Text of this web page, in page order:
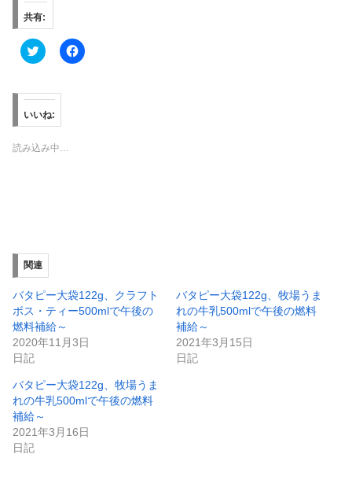
共有:
ク
リ
し
て
T
w
i
t
ウ
ィ
ン
ウ
で
開
き
ま
す
F
a
い
(
新
い
ウ
ウ
で
開
ま
す
いいね:
読み込み中…
関連
バタピー大袋122g、クラフト
ボス・ティー500mlで午後の
燃料補給～
2020年11月3日
日記
バタピー大袋122g、牧場うま
れの牛乳500mlで午後の燃料
補給～
2021年3月15日
日記
バタピー大袋122g、牧場うま
れの牛乳500mlで午後の燃料
補給～
2021年3月16日
日記